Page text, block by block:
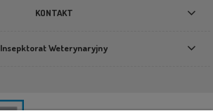
KONTAKT
Insepktorat Weterynaryjny